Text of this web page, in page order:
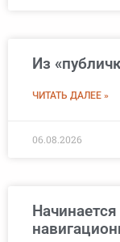
Из
ЧИТАТЬ ДАЛЕЕ »
06.08.2026